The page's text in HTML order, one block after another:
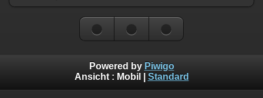
Powered by Piwigo
Ansicht : Mobil Standard